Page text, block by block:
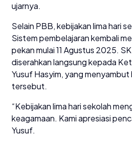
ujarnya.
Selain PBB, kebijakan lima hari
Sistem pembelajaran kembali
pekan mulai 11 Agustus 2025.
diserahkan langsung kepada
Yusuf Hasyim, yang
tersebut.
“Kebijakan lima hari sekolah
keagamaan. Kami apresiasi
Yusuf.